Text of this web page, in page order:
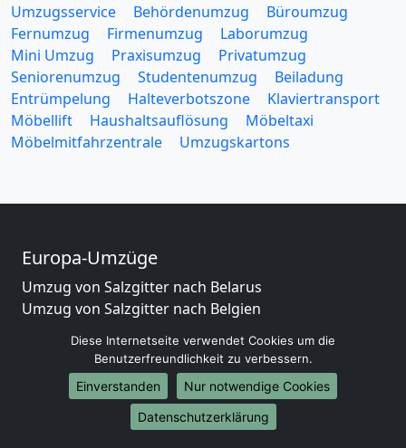
Umzugsservice Behördenumzug
Büroumzug
Fernumzug
Firmenumzug
Laborumzug
Mini Umzug
Praxisumzug
Privatumzug
Seniorenumzug
Studentenumzug
Beiladung
Entrümpelung
Halteverbotszone
Klaviertransport
Möbellift
Haushaltsauflösung
Möbeltaxi
Möbelmitfahrzentrale
Umzugskartons
Europa-Umzüge
Umzug von Salzgitter nach Belarus
Umzug von Salzgitter nach Belgien
Umzug von Salzgitter nach Dänemark
Umzug von Salzgitter nach England
Umzug von Salzgitter nach Portugal
Umzug von Salzgitter nach Bosnien
Diese Internetseite verwendet Cookies um die
Benutzerfreundlichkeit zu verbessern.
Einverstanden
Nur notwendige Cookies
Datenschutzerklärung